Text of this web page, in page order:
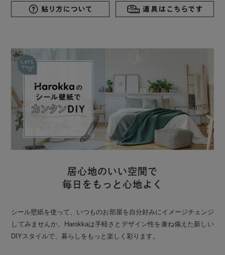
居心地のいい空間で
毎日をもっと心地よく
シール壁紙を使って、いつものお部屋を自分好みにイメージチェンジ
してみませんか。Harokkaは手軽さとデザイン性を兼ね備えた新しい
DIYスタイルで、暮らしをもっと楽しく彩ります。